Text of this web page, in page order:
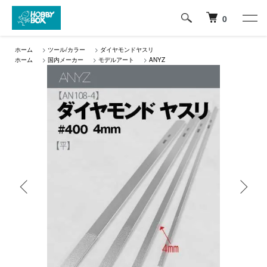
0
ホーム > ツール/カラー > ダイヤモンドヤスリ
ホーム
> 国内メーカー > モデルアート > ANYZ